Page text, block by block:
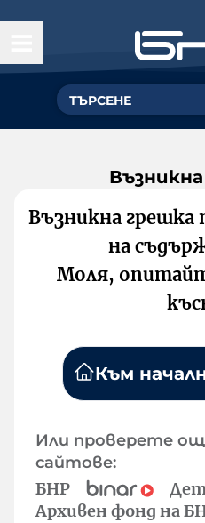
Възникна грешка
на
Моля,
Към
Или проверете
сайтове:
БНР
Архивен фонд на